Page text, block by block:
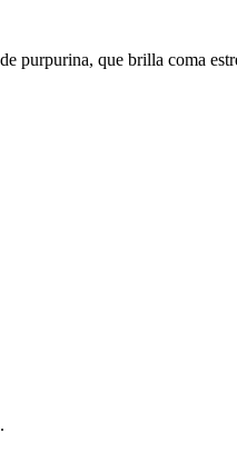
purpurina, que brilla coma